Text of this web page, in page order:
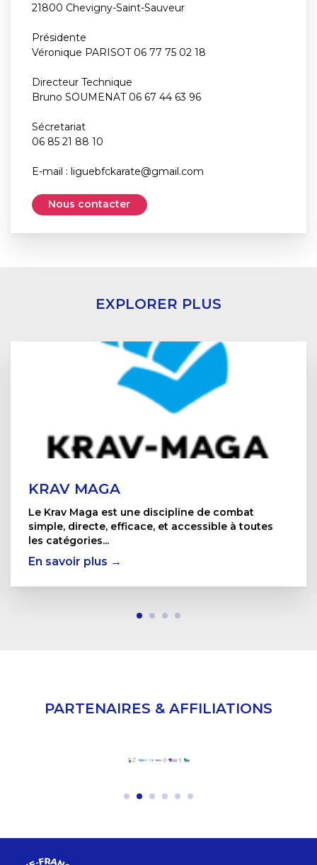
21800 Chevigny-Saint-Sauveur
Présidente
Véronique PARISOT 06 77 75 02 18
Directeur Technique
Bruno SOUMENAT 06 67 44 63 96
Sécretariat
06 85 21 88 10
E-mail : liguebfckarate@gmail.com
Nous contacter
EXPLORER PLUS
KRAV MAGA
Le Krav Maga est une discipline de combat
simple, directe, efficace, et accessible à toutes
les catégories...
En savoir plus →
PARTENAIRES & AFFILIATIONS